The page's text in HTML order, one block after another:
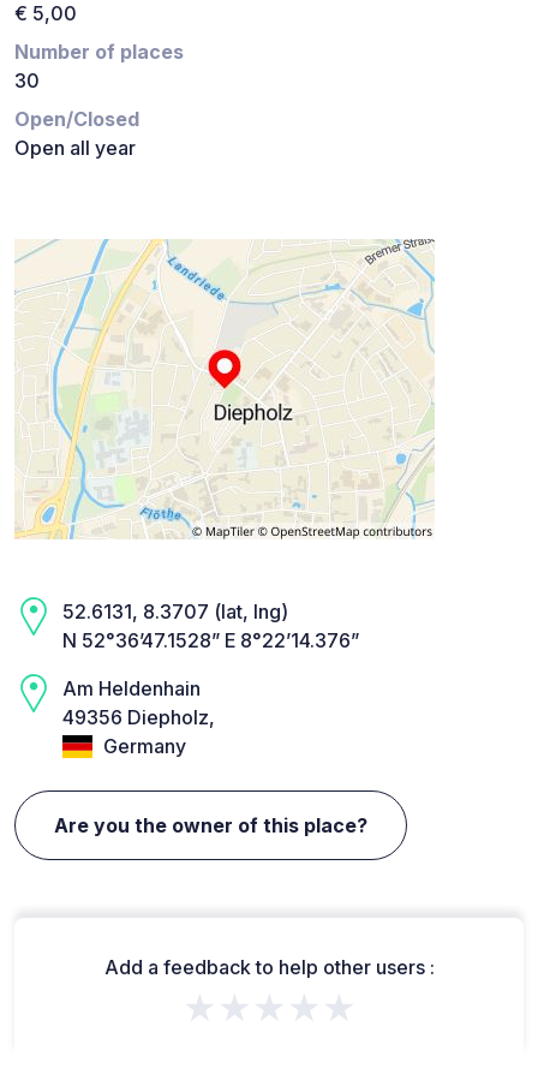
€ 5,00
Number of places
30
Open/Closed
Open all year
52.6131, 8.3707 (lat, lng)
N 52°36’47.1528” E 8°22’14.376”
Am Heldenhain
49356 Diepholz,
Germany
Are you the owner of this place?
Add a feedback to help other users :
★★★★★